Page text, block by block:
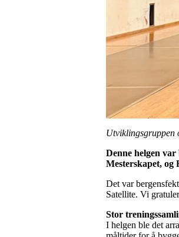
Utviklingsgruppen
Denne helgen
Mesterskapet, og
Det var
Satellite. Vi
Stor
I helgen ble det